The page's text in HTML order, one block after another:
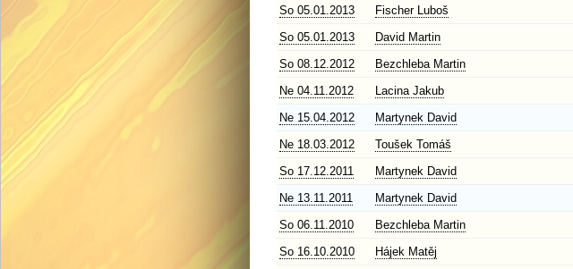
So 05.01.2013
Fischer Luboš
So 05.01.2013
David Martin
So 08.12.2012
Bezchleba Martin
Ne 04.11.2012
Lacina Jakub
Ne 15.04.2012
Martynek David
Ne 18.03.2012
Toušek Tomáš
So 17.12.2011
Martynek David
Ne 13.11.2011
Martynek David
So 06.11.2010
Bezchleba Martin
So 16.10.2010
Hájek Matěj